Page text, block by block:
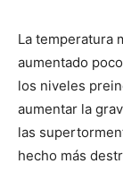
La temperatura
aumentado
los niveles
aumentar la
las
hecho más